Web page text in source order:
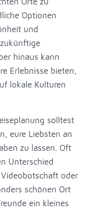
Optionen
und
hinaus kann
Erlebnisse bieten,
lokale Kulturen
solltest
eure Liebsten an
zu lassen. Oft
Unterschied
oder
schönen Ort
ein kleines